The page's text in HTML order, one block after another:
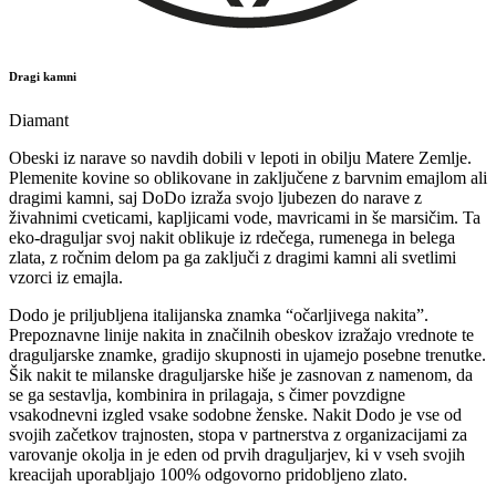
Dragi kamni
Diamant
Obeski iz narave so navdih dobili v lepoti in obilju Matere Zemlje.
Plemenite kovine so oblikovane in zaključene z barvnim emajlom ali
dragimi kamni, saj DoDo izraža svojo ljubezen do narave z
živahnimi cveticami, kapljicami vode, mavricami in še marsičim. Ta
eko-draguljar svoj nakit oblikuje iz rdečega, rumenega in belega
zlata, z ročnim delom pa ga zaključi z dragimi kamni ali svetlimi
vzorci iz emajla.
Dodo je priljubljena italijanska znamka “očarljivega nakita”.
Prepoznavne linije nakita in značilnih obeskov izražajo vrednote te
draguljarske znamke, gradijo skupnosti in ujamejo posebne trenutke.
Šik nakit te milanske draguljarske hiše je zasnovan z namenom, da
se ga sestavlja, kombinira in prilagaja, s čimer povzdigne
vsakodnevni izgled vsake sodobne ženske. Nakit Dodo je vse od
svojih začetkov trajnosten, stopa v partnerstva z organizacijami za
varovanje okolja in je eden od prvih draguljarjev, ki v vseh svojih
kreacijah uporabljajo 100% odgovorno pridobljeno zlato.